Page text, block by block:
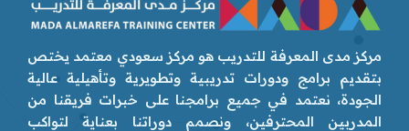
مركز مدى المعرفة للتدريب هو مركز سعودي معتمد يختص
بتقديم برامج ودورات تدريبية وتطويرية وتأهيلية عالية
الجودة، نعتمد في جميع برامجنا على خبرات فريقنا من
المدربين المحترفين، ونصمم دوراتنا بعناية لتواكب